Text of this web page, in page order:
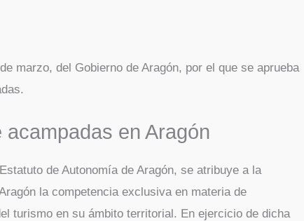
marzo, del Gobierno de Aragón, por el que se aprueba
acampadas en Aragón
de Autonomía de Aragón, se atribuye a la
la competencia exclusiva en materia de
turismo en su ámbito territorial. En ejercicio de dicha